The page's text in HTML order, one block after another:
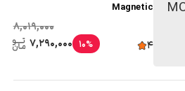
Magnetic
4
8,019,000
10%
7,290,000